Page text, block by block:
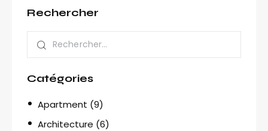
Rechercher
Catégories
Apartment (9)
Architecture (6)